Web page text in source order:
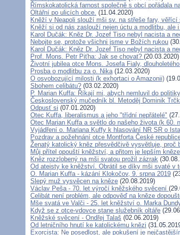
Římskokatolická farnost společně s obcí pořádala
Oltářní po ulicích obce. (11.04.2020)
Kněží v Neapoli slouží mši sv. na střeše fary,
Kněží si od nás zaslouží nejen úctu a modlitbu, ale
Karol Dučák: Kněz Dr. Jozef Tiso nebyl nacista a
Nebojte se, protože všichni jsme v Božích rukou
Karol Dučák: Kněz Dr. Jozef Tiso nebyl nacista a
Prof. Mons. Petr Piťha: Jak se chovat? (20.03.2020)
Životní jubilea otce Mons. Josefa Fialy,
Prosba o modlitbu za o. Nika(12.03.2020)
O osvobozující milosti (k exhortaci o Amazonii)
Sbohem celibátu? (03.02.2020)
P. Marian Kuffa: Říkají mi, abych nemluvil do
Československý mučedník bl. Metoděj Dominik
Odpusť si (07.01.2020)
Otec Kuffa, liberalismus a jeho "třídní nepřátelé"
Otec Marian Kuffa a světlo do našeho života (k 60.
Vyjádření o. Mariana Kuffy k hlasování NR SR o
Pozdrav a požehnání otce Montforta České
Ženatý katolický kněz přesvědčivě vysvětluje,
Můj přítel opouští kněžství, a přitom je lepším
Kněz rozzlobený na mši svatou prožil zázrak
Od ateisty ke kněžství. Obrátil se díky mši svaté v
O. Marian Kuffa - kázání Klokočov, 9. srpna 2019
Slepý muž vysvěcen na kněze (20.08.2019)
Václav Peša - 70. let výročí kněžského svěcení
Celibát není problém, ale odpověď na kněze
Mše svatá ve Valči - 25. let kněžství o. Marka
Když se z otce-vdovce stane služebník oltáře
Kněžské svěcení - Ondřej Talaš (02.06.2019)
Od letničního hnutí ke katolickému knězi
Exorcista: Ne posedlost, ale pokušení je